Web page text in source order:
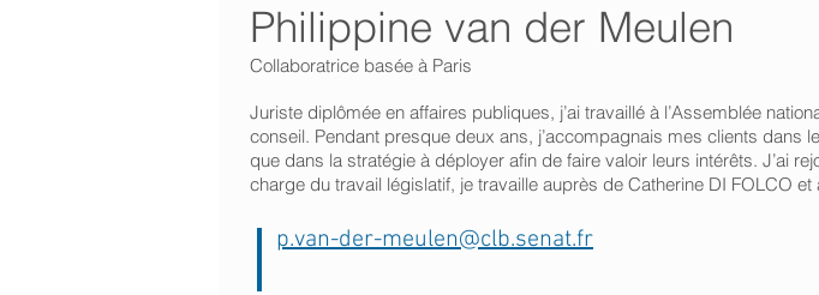
Philippine van der Meulen
Collaboratrice basée à Paris
Juriste diplômée en affaires publiques, j’ai travaillé à l’Assemblée
conseil. Pendant presque deux ans, j’accompagnais mes clients dans
que dans la stratégie à déployer afin de faire valoir leurs intérêts. J’ai
charge du travail législatif, je travaille auprès de Catherine DI FOLCO
p.van-der-meulen@clb.senat.fr